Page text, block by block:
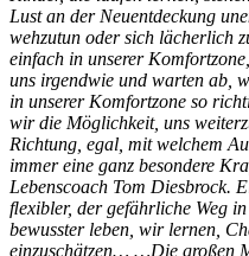
Lust an der Neuentdeckung
wehzutun oder sich lächerlich
einfach in unserer
uns irgendwie und warten ab,
in unserer Komfortzone so
wir die Möglichkeit, uns
Richtung, egal, mit welchem
immer eine ganz besondere
Lebenscoach Tom Diesbrock.
ﬂexibler, der gefährliche Weg
bewusster leben, wir lernen,
einzuschätzen… …Die großen